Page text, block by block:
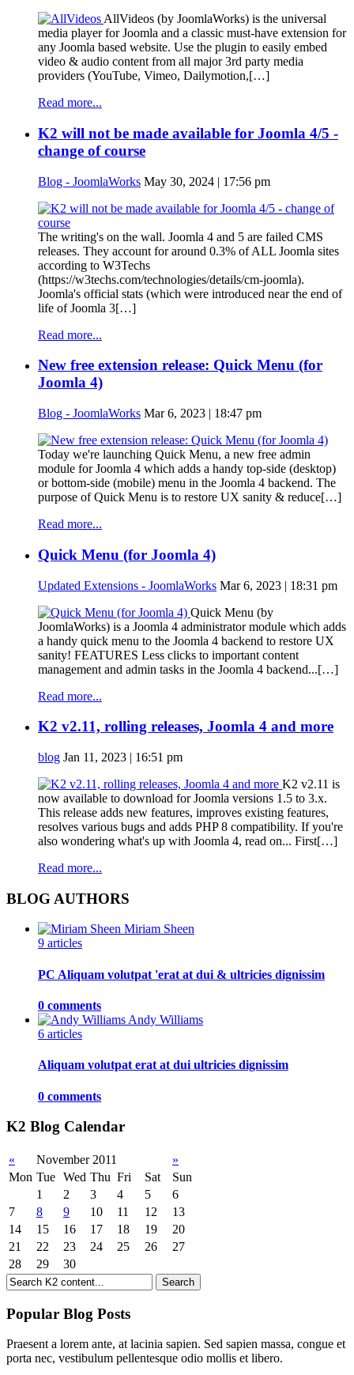
AllVideos (by JoomlaWorks) is the universal
media player for Joomla and a classic must-have extension for
any Joomla based website. Use the plugin to easily embed
video & audio content from all major 3rd party media
providers (YouTube, Vimeo, Dailymotion,[…]
Read more...
K2 will not be made available for Joomla 4/5 -
change of course
Blog - JoomlaWorks May 30, 2024 | 17:56 pm
The writing's on the wall. Joomla 4 and 5 are failed CMS
releases. They account for around 0.3% of ALL Joomla sites
according to W3Techs
(https://w3techs.com/technologies/details/cm-joomla).
Joomla's official stats (which were introduced near the end of
life of Joomla 3[…]
Read more...
New free extension release: Quick Menu (for
Joomla 4)
Blog - JoomlaWorks Mar 6, 2023 | 18:47 pm
Today we're launching Quick Menu, a new free admin
module for Joomla 4 which adds a handy top-side (desktop)
or bottom-side (mobile) menu in the Joomla 4 backend. The
purpose of Quick Menu is to restore UX sanity & reduce[…]
Read more...
Quick Menu (for Joomla 4)
Updated Extensions - JoomlaWorks Mar 6, 2023 | 18:31 pm
Quick Menu (by
JoomlaWorks) is a Joomla 4 administrator module which adds
a handy quick menu to the Joomla 4 backend to restore UX
sanity! FEATURES Less clicks to important content
management and admin tasks in the Joomla 4 backend...[…]
Read more...
K2 v2.11, rolling releases, Joomla 4 and more
blog Jan 11, 2023 | 16:51 pm
K2 v2.11 is
now available to download for Joomla versions 1.5 to 3.x.
This release adds new features, improves existing features,
resolves various bugs and adds PHP 8 compatibility. If you're
also wondering what's up with Joomla 4, read on... First[…]
Read more...
BLOG AUTHORS
Miriam Sheen
9 articles
PC Aliquam volutpat 'erat at dui & ultricies dignissim
0 comments
Andy Williams
6 articles
Aliquam volutpat erat at dui ultricies dignissim
0 comments
K2 Blog Calendar
« November 2011
»
Mon Tue Wed Thu Fri Sat
Sun
1
2 3 4 5
6
7
8 9 10 11 12
13
14
15 16 17 18 19
20
21
22 23 24 25 26
27
28
29 30
Popular Blog Posts
Praesent a lorem ante, at lacinia sapien. Sed sapien massa, congue et
porta nec, vestibulum pellentesque odio mollis et libero.